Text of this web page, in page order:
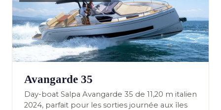
Avangarde 35
Day-boat Salpa Avangarde 35 de 11,20 m italien
2024, parfait pour les sorties journée aux îles